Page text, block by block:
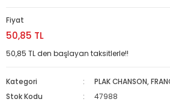
Fiyat
50,85 TL
50,85 TL den başlayan taksitlerle!!
Kategori
PLAK CHANSON,
Stok Kodu
47988